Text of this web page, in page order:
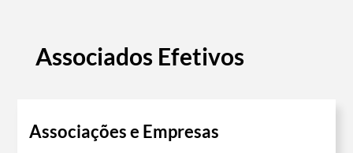
Associados Efetivos
Associações e Empresas